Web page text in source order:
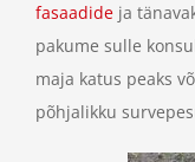
fasaadide ja
pakume sulle
maja katus peaks
põhjalikku